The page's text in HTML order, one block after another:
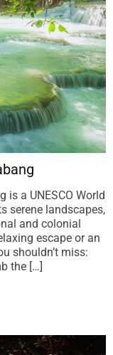
is a UNESCO World
serene landscapes,
and colonial
escape or an
shouldn’t miss:
the […]